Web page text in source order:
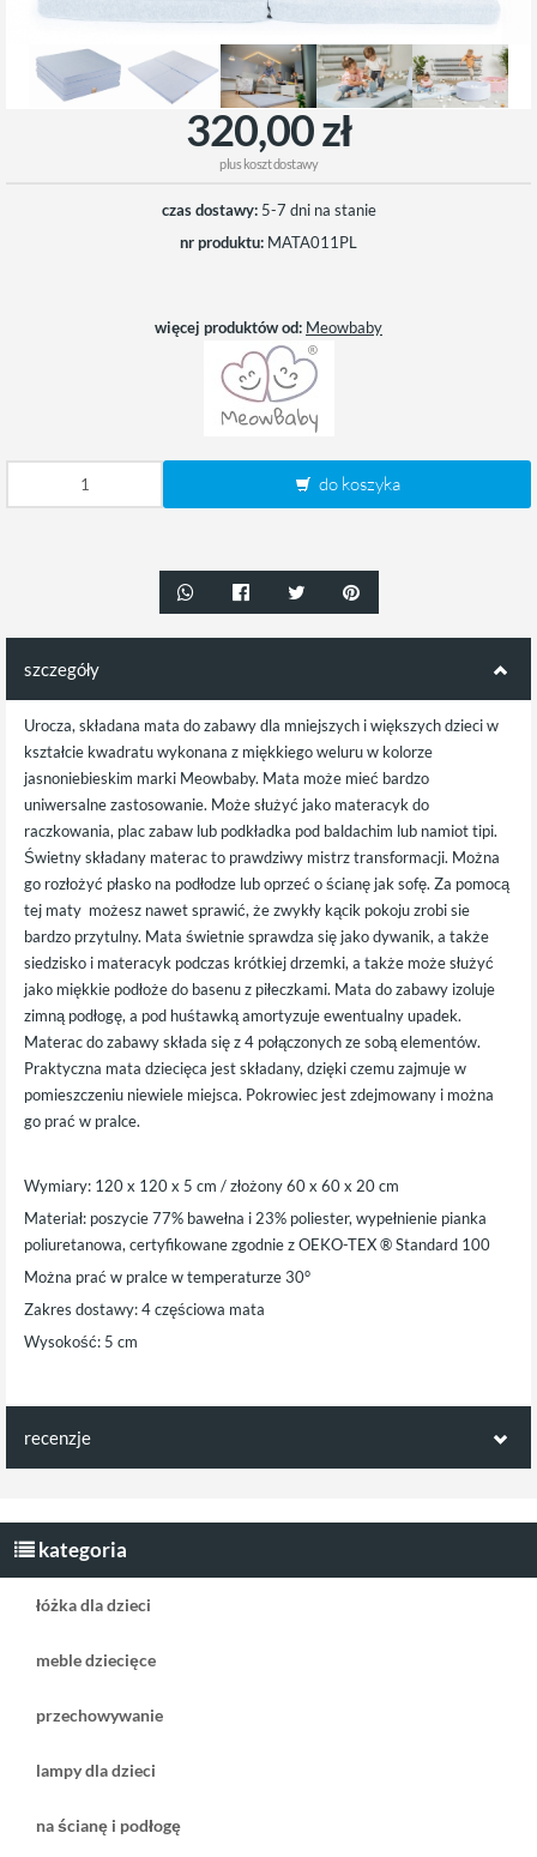
320,00 zł
pluskoszt dostawy
czas dostawy: 5-7 dni na stanie
nr produktu: MATA011PL
więcej produktów od: Meowbaby
do koszyka
szczegóły
Urocza, składana mata do zabawy dla mniejszych i większych dzieci w
kształcie kwadratu wykonana z miękkiego weluru w kolorze
jasnoniebieskim marki Meowbaby. Mata może mieć bardzo
uniwersalne zastosowanie. Może służyć jako materacyk do
raczkowania, plac zabaw lub podkładka pod baldachim lub namiot tipi.
Świetny składany materac to prawdziwy mistrz transformacji. Można
go rozłożyć płasko na podłodze lub oprzeć o ścianę jak sofę. Za pomocą
tej maty możesz nawet sprawić, że zwykły kącik pokoju zrobi sie
bardzo przytulny. Mata świetnie sprawdza się jako dywanik, a także
siedzisko i materacyk podczas krótkiej drzemki, a także może służyć
jako miękkie podłoże do basenu z piłeczkami. Mata do zabawy izoluje
zimną podłogę, a pod huśtawką amortyzuje ewentualny upadek.
Materac do zabawy składa się z 4 połączonych ze sobą elementów.
Praktyczna mata dziecięca jest składany, dzięki czemu zajmuje w
pomieszczeniu niewiele miejsca. Pokrowiec jest zdejmowany i można
go prać w pralce.
Wymiary: 120 x 120 x 5 cm / złożony 60 x 60 x 20 cm
Materiał: poszycie 77% bawełna i 23% poliester, wypełnienie pianka
poliuretanowa, certyfikowane zgodnie z OEKO-TEX ® Standard 100
Można prać w pralce w temperaturze 30°
Zakres dostawy: 4 częściowa mata
Wysokość: 5 cm
recenzje
Napisz pierwszą recenzję jako klient!
kategoria
łóżka dla dzieci
meble dziecięce
przechowywanie
lampy dla dzieci
na ścianę i podłogę